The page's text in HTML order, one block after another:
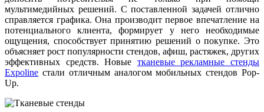
мультимедийных решений. С поставленной задачей отлично
справляется графика. Она производит первое впечатление на
потенциального клиента, формирует у него необходимые
ощущения, способствует принятию решений о покупке. Это
объясняет рост популярности стендов, афиш, растяжек, других
эффективных средств. Новые тканевые рекламные стенды
Expoline стали отличным аналогом мобильных стендов Pop-
Up.